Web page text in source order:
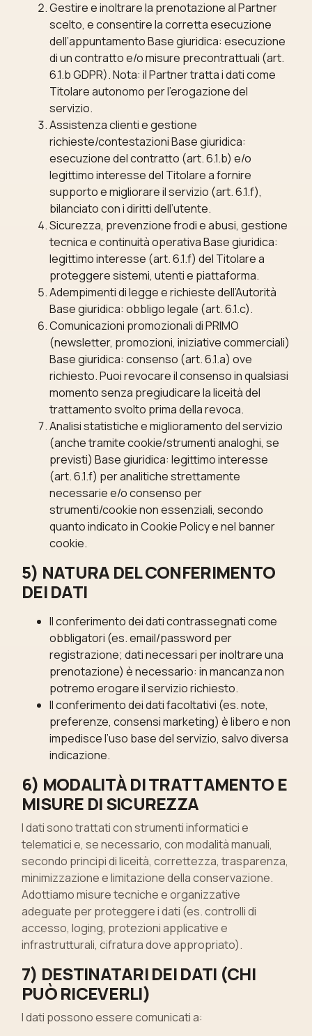
Gestire e inoltrare la prenotazione al Partner
scelto, e consentire la corretta esecuzione
dell’appuntamento Base giuridica: esecuzione
di un contratto e/o misure precontrattuali (art.
6.1.b GDPR). Nota: il Partner tratta i dati come
Titolare autonomo per l’erogazione del
servizio.
Assistenza clienti e gestione
richieste/contestazioni Base giuridica:
esecuzione del contratto (art. 6.1.b) e/o
legittimo interesse del Titolare a fornire
supporto e migliorare il servizio (art. 6.1.f),
bilanciato con i diritti dell’utente.
Sicurezza, prevenzione frodi e abusi, gestione
tecnica e continuità operativa Base giuridica:
legittimo interesse (art. 6.1.f) del Titolare a
proteggere sistemi, utenti e piattaforma.
Adempimenti di legge e richieste dell’Autorità
Base giuridica: obbligo legale (art. 6.1.c).
Comunicazioni promozionali di PRIMO
(newsletter, promozioni, iniziative commerciali)
Base giuridica: consenso (art. 6.1.a) ove
richiesto. Puoi revocare il consenso in qualsiasi
momento senza pregiudicare la liceità del
trattamento svolto prima della revoca.
Analisi statistiche e miglioramento del servizio
(anche tramite cookie/strumenti analoghi, se
previsti) Base giuridica: legittimo interesse
(art. 6.1.f) per analitiche strettamente
necessarie e/o consenso per
strumenti/cookie non essenziali, secondo
quanto indicato in Cookie Policy e nel banner
cookie.
5) NATURA DEL CONFERIMENTO
DEI DATI
Il conferimento dei dati contrassegnati come
obbligatori (es. email/password per
registrazione; dati necessari per inoltrare una
prenotazione) è necessario: in mancanza non
potremo erogare il servizio richiesto.
Il conferimento dei dati facoltativi (es. note,
preferenze, consensi marketing) è libero e non
impedisce l’uso base del servizio, salvo diversa
indicazione.
6) MODALITÀ DI TRATTAMENTO E
MISURE DI SICUREZZA
I dati sono trattati con strumenti informatici e
telematici e, se necessario, con modalità manuali,
secondo principi di liceità, correttezza, trasparenza,
minimizzazione e limitazione della conservazione.
Adottiamo misure tecniche e organizzative
adeguate per proteggere i dati (es. controlli di
accesso, loging, protezioni applicative e
infrastrutturali, cifratura dove appropriato).
7) DESTINATARI DEI DATI (CHI
PUÒ RICEVERLI)
I dati possono essere comunicati a: